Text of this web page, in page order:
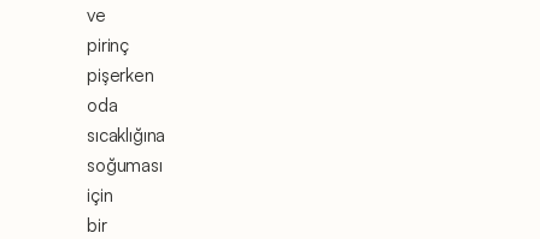
ve
pirinç
pişerken
oda
sıcaklığına
soğuması
için
bir